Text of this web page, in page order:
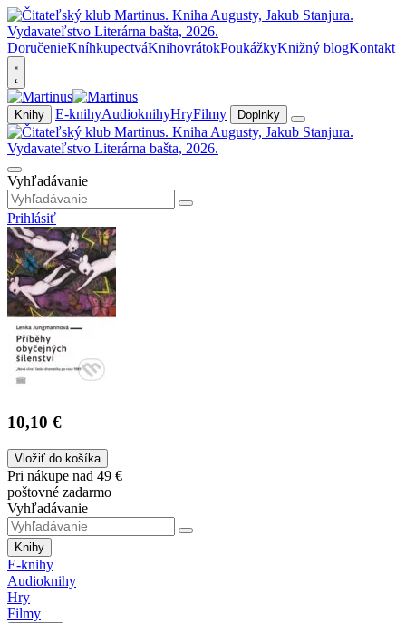
DoručenieKníhkupectváKnihovrátokPoukážkyKnižný blogKontakt
Knihy E-knihyAudioknihyHryFilmy Doplnky
Vyhľadávanie
Prihlásiť
10,10 €
Vložiť do košíka
Pri nákupe nad 49 €
poštovné zadarmo
Vyhľadávanie
Knihy
E-knihy
Audioknihy
Hry
Filmy